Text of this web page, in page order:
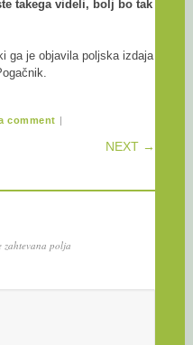
takega videli, bolj bo tak
ga je objavila poljska izdaja
comment |
NEXT →
zahtevana polja